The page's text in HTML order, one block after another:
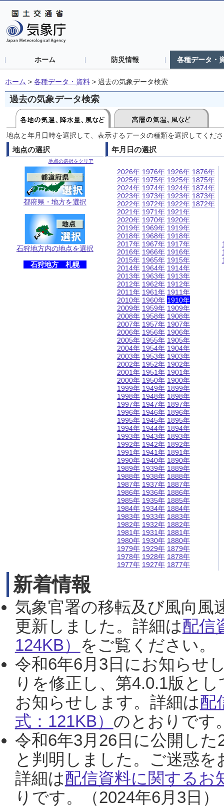
ホーム 防災情報 各種データ・
ホーム > 各種データ・資料 > 過去の気象データ検索
過去の気象データ検索
地点と年月日時を選択して、表示するデータの種類を選択してくだ
地点の選択
地点の選択をクリア
都府県・地方を選択
石狩地方内の地点を選択
石狩地方 札幌
年月日の選択
2026年
2025年
2024年
2023年
2022年
2021年
2020年
2019年
2018年
2017年
2016年
2015年
2014年
2013年
2012年
2011年
2010年
2009年
2008年
2007年
2006年
2005年
2004年
2003年
2002年
2001年
2000年
1999年
1998年
1997年
1996年
1995年
1994年
1993年
1992年
1991年
1990年
1989年
1988年
1987年
1986年
1985年
1984年
1983年
1982年
1981年
1980年
1979年
1978年
1977年
1976年
1975年
1974年
1973年
1972年
1971年
1970年
1969年
1968年
1967年
1966年
1965年
1964年
1963年
1962年
1961年
1960年
1959年
1958年
1957年
1956年
1955年
1954年
1953年
1952年
1951年
1950年
1949年
1948年
1947年
1946年
1945年
1944年
1943年
1942年
1941年
1940年
1939年
1938年
1937年
1936年
1935年
1934年
1933年
1932年
1931年
1930年
1929年
1928年
1927年
1926年
1925年
1924年
1923年
1922年
1921年
1920年
1919年
1918年
1917年
1916年
1915年
1914年
1913年
1912年
1911年
1910年
1909年
1908年
1907年
1906年
1905年
1904年
1903年
1902年
1901年
1900年
1899年
1898年
1897年
1896年
1895年
1894年
1893年
1892年
1891年
1890年
1889年
1888年
1887年
1886年
1885年
1884年
1883年
1882年
1881年
1880年
1879年
1878年
1877年
1876年
1875年
1874年
1873年
1872年
新着情報
気象官署の移転及び風向風
更新しました。詳細は配信
124KB） をご覧ください。
令和6年6月3日にお知らせ
りを修正し、第4.0.1版と
お知らせします。詳細は配
式：121KB） のとおりです
令和6年3月26日に公開し
と判明しました。ご迷惑
詳細は配信資料に関するお
りです。（2024年6月3日）